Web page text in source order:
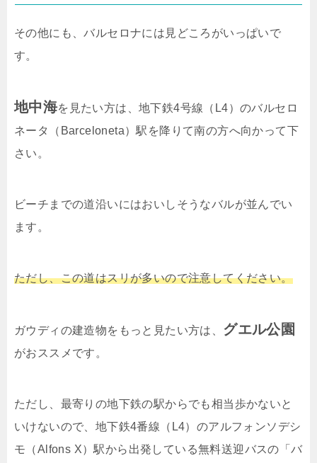
その他にも、バルセロナには見どころがいっぱいで
す。
地中海を見たい方は、地下鉄4号線（L4）のバルセロ
ネータ（Barceloneta）駅を降りて南の方へ向かって下
さい。
ビーチまでの道沿いにはおいしそうなバルが並んでい
ます。
ただし、この道はスリが多いので注意してください。
ガウディの建造物をもっと見たい方は、 グエル公園
がおススメです。
ただし、最寄りの地下鉄の駅からでも相当歩かないと
いけないので、地下鉄4番線（L4）のアルフォンソデシ
モ（Alfons X）駅から出発している無料送迎バスの「バ